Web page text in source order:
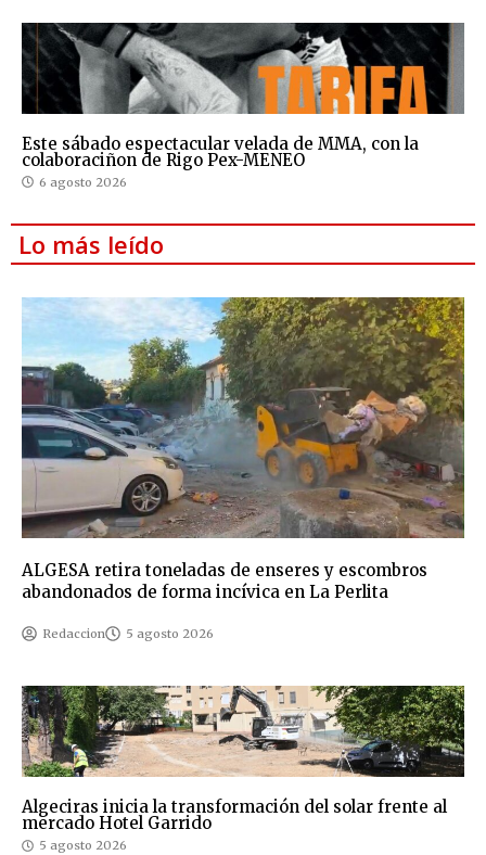
Este sábado espectacular velada de MMA, con la
colaboraciñon de Rigo Pex-MENEO
6 agosto 2026
Lo más leído
ALGESA retira toneladas de enseres y escombros
abandonados de forma incívica en La Perlita
Redaccion 5 agosto 2026
Algeciras inicia la transformación del solar frente al
mercado Hotel Garrido
5 agosto 2026